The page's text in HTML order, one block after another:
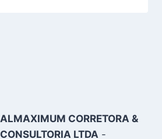
ALMAXIMUM CORRETORA &
CONSULTORIA LTDA -